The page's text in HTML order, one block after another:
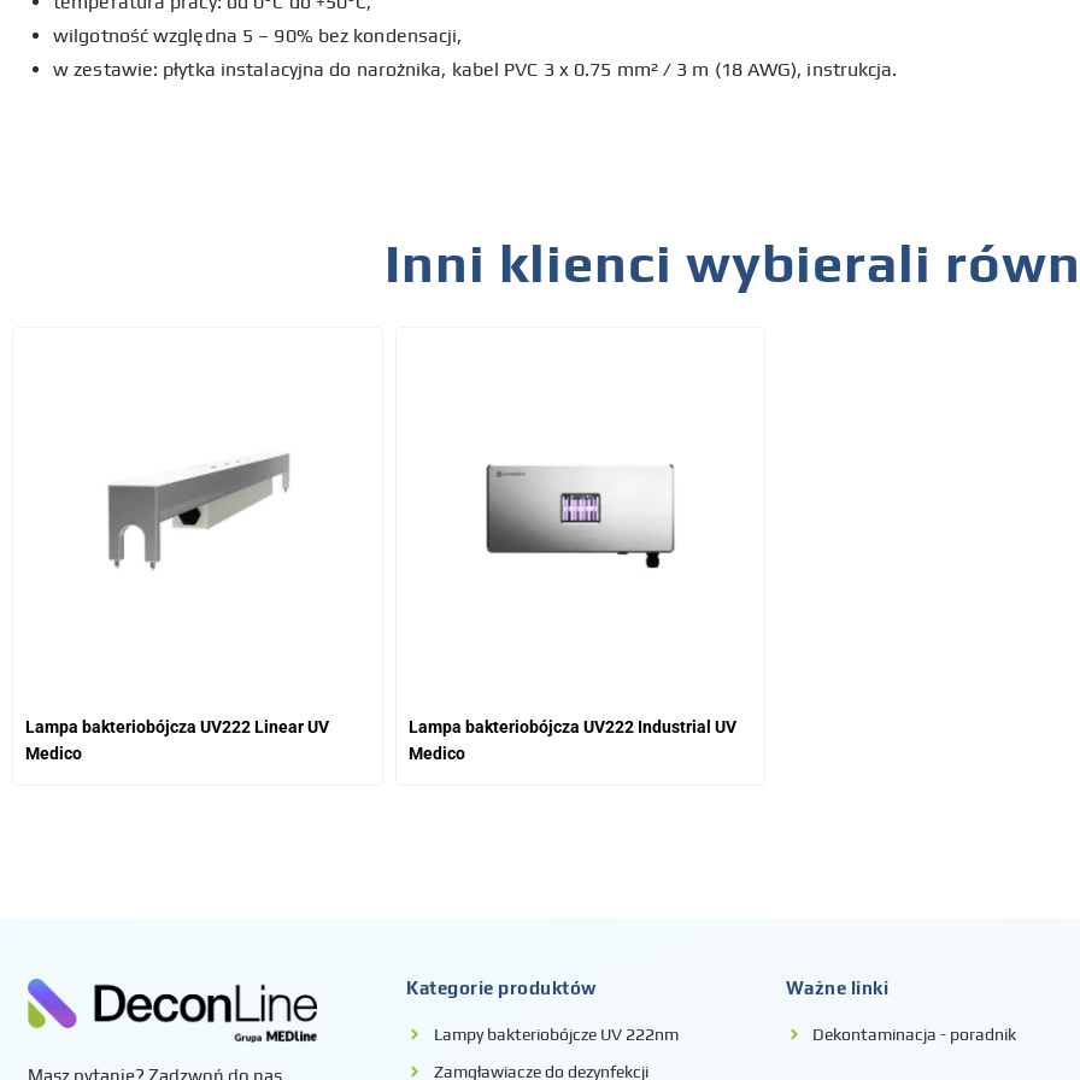
wilgotność względna 5 – 90% bez kondensacji,
w zestawie: płytka instalacyjna do narożnika, kabel PVC 3 x 0.75 mm² / 3 m (18 AWG), instrukcja.
Inni klienci wybierali
Lampa bakteriobójcza UV222 Linear UV
Medico
Lampa bakteriobójcza UV222 Industrial UV
Medico
Masz pytanie? Zadzwoń do nas.
Kategorie produktów
Lampy bakteriobójcze UV 222nm
Zamgławiacze do dezynfekcji
Ważne linki
Dekontaminacja - poradnik